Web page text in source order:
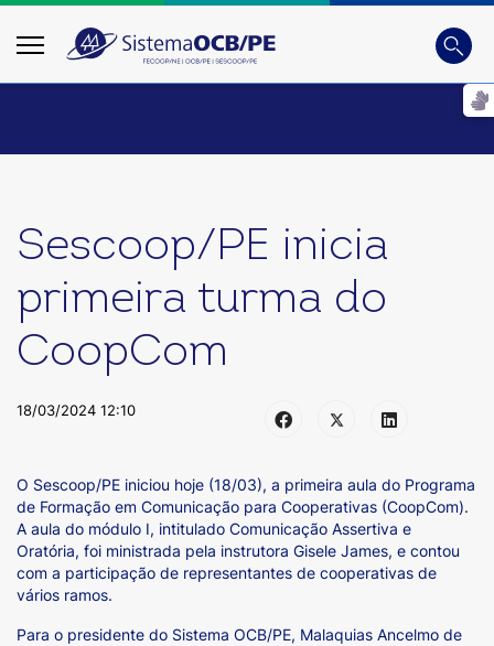
Busca
Sescoop/PE inicia
primeira turma do
CoopCom
18/03/2024 12:10
O Sescoop/PE iniciou hoje (18/03), a primeira aula do Programa
de Formação em Comunicação para Cooperativas (CoopCom).
A aula do módulo I, intitulado Comunicação Assertiva e
Oratória, foi ministrada pela instrutora Gisele James, e contou
com a participação de representantes de cooperativas de
vários ramos.
Para o presidente do Sistema OCB/PE, Malaquias Ancelmo de